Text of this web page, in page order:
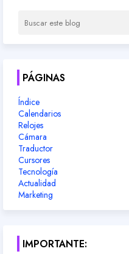
PÁGINAS
Índice
Calendarios
Relojes
Cámara
Traductor
Cursores
Tecnología
Actualidad
Marketing
IMPORTANTE: